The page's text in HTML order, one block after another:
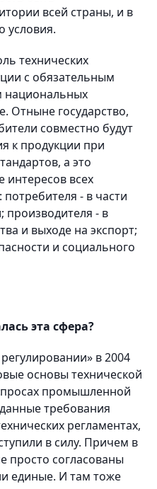
всей страны, и в
условия.
технических
с обязательным
национальных
Отныне государство,
совместно будут
к продукции при
а это
интересов всех
- в части
производителя - в
и выходе на экспорт;
и социального
эта сфера?
в 2004
основы технической
промышленной
требования
регламентах,
в силу. Причем в
просто согласованы
единые. И там тоже